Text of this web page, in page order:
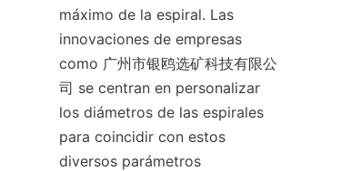
máximo de la espiral. Las
innovaciones de empresas
como 广州市银鸥选矿科技有限公
司 se centran en personalizar
los diámetros de las espirales
para coincidir con estos
diversos parámetros